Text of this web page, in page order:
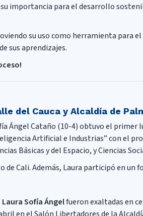
importancia para el desarrollo
su uso como herramienta para
sus aprendizajes.
del Cauca y Alcaldía de
Ángel Cataño (10-4) obtuvo el primer
Artificial e Industrias” con el
Básicas y del Espacio, y Ciencias
Cali. Además, Laura participó en un
Sofía Ángelfueron exaltadas en